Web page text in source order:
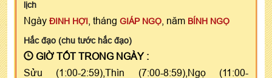
lịch
Ngày ĐINH HỢI , tháng GIÁP NGỌ , năm BÍNH NGỌ
Hắc đạo (chu tước hắc đạo)
GIỜ TỐT TRONG NGÀY :
Sửu (1:00-2:59),Thìn (7:00-8:59),Ngọ (11:00-